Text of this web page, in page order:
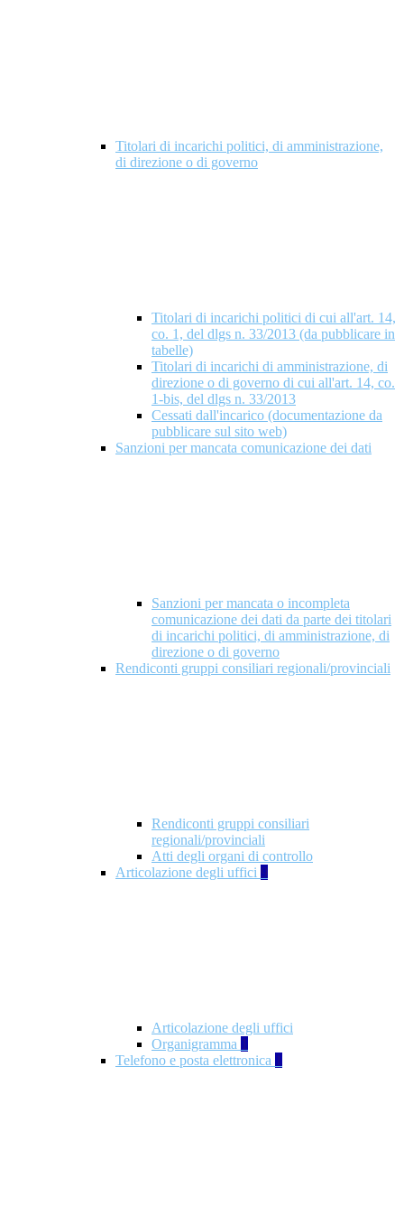
Titolari di incarichi politici, di amministrazione,
di direzione o di governo
Titolari di incarichi politici di cui all'art. 14,
co. 1, del dlgs n. 33/2013 (da pubblicare in
tabelle)
Titolari di incarichi di amministrazione, di
direzione o di governo di cui all'art. 14, co.
1-bis, del dlgs n. 33/2013
Cessati dall'incarico (documentazione da
pubblicare sul sito web)
Sanzioni per mancata comunicazione dei dati
Sanzioni per mancata o incompleta
comunicazione dei dati da parte dei titolari
di incarichi politici, di amministrazione, di
direzione o di governo
Rendiconti gruppi consiliari regionali/provinciali
Rendiconti gruppi consiliari
regionali/provinciali
Atti degli organi di controllo
Articolazione degli uffici 9
Articolazione degli uffici
Organigramma 1
Telefono e posta elettronica 1